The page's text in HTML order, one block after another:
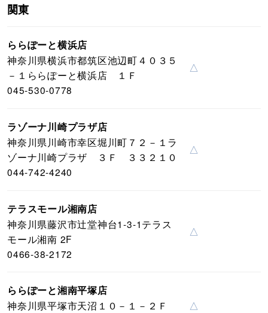
関東
ららぽーと横浜店
神奈川県横浜市都筑区池辺町４０３５
－１ららぽーと横浜店 １Ｆ
045-530-0778
△
ラゾーナ川崎プラザ店
神奈川県川崎市幸区堀川町７２－１ラ
ゾーナ川崎プラザ ３Ｆ ３３２１０
044-742-4240
△
テラスモール湘南店
神奈川県藤沢市辻堂神台1-3-1テラス
モール湘南 2F
0466-38-2172
△
ららぽーと湘南平塚店
神奈川県平塚市天沼１０－１－２Ｆ
△